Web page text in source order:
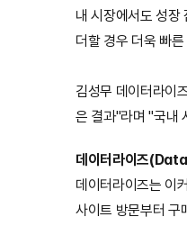
내 시장에서도 성장
더할 경우 더욱 빠
김성무 데이터라이
은 결과"라며 "국내
데이터라이즈
데이터라이즈는 이
사이트 방문부터 구